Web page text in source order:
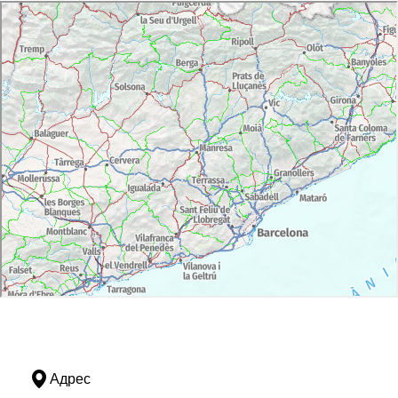
Адрес